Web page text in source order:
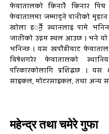
फेवातालको किनारै किनार
फेवातालमा जम्माहुने पानीको
खोला हर्ेर्ने स्थानलाइ पामे
जातीको उद्गम स्थल आउछ । भने यो
भनिन्छ । यस खपौडीवाट
विषेशगरेर फेवातालको
परिकारकोलागि प्रशिद्धछ ।
साइकल, मोटरसाइकल, तथा अन्य
महेन्द्र तथा चमेरे गुफा